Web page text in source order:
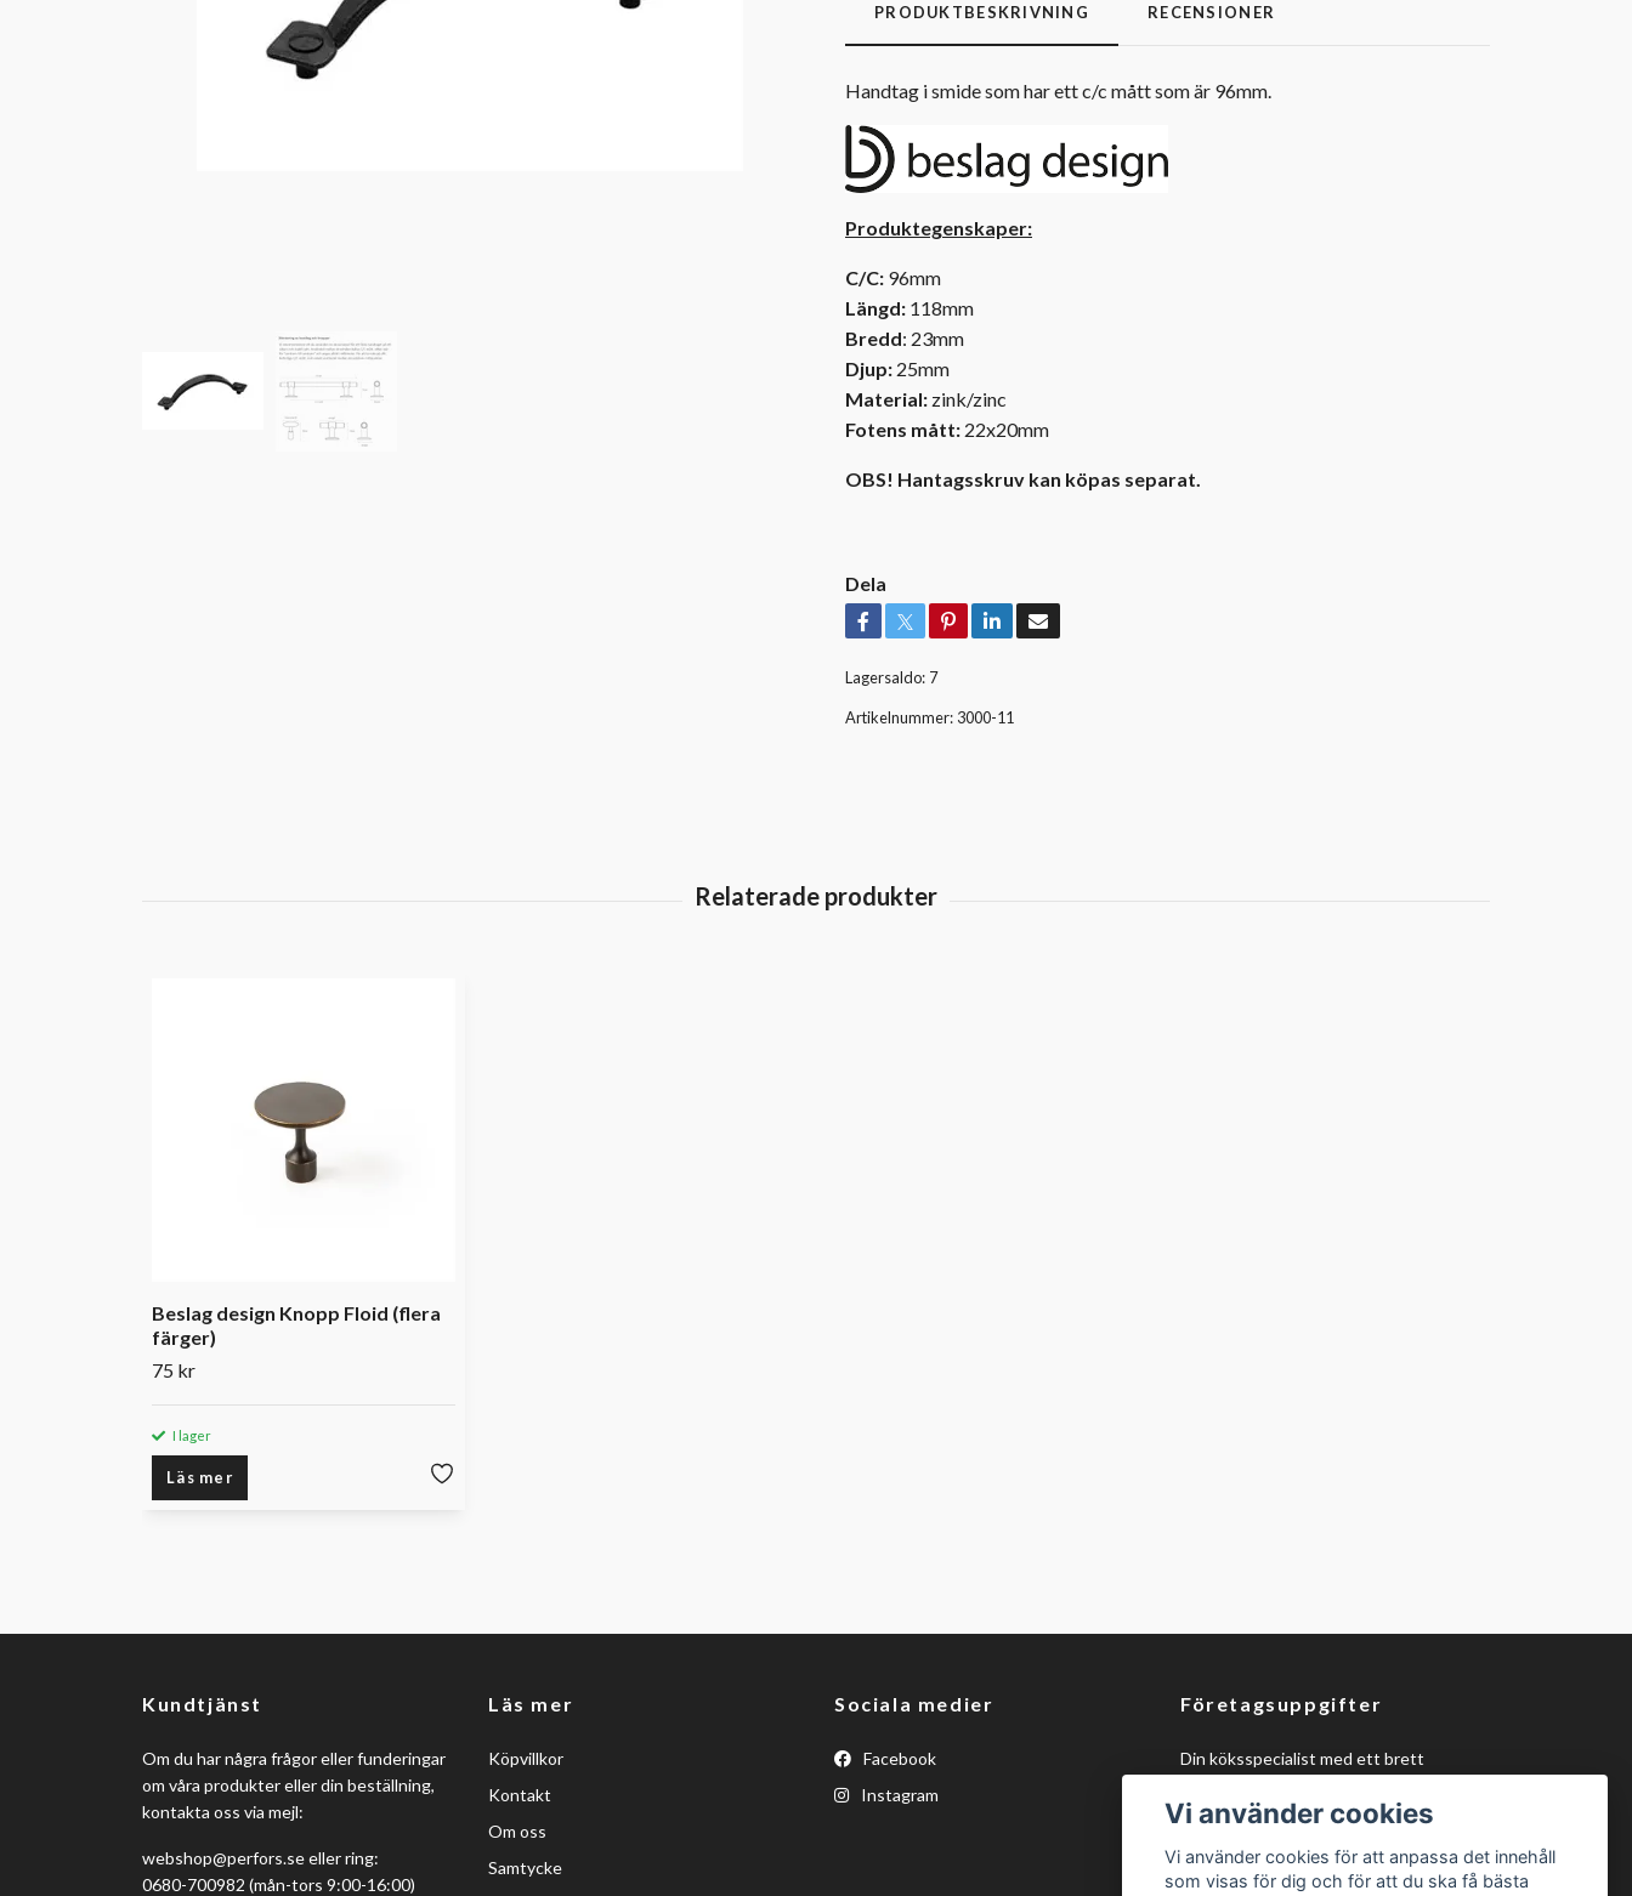
PRODUKTBESKRIVNING RECENSIONER
Handtag i smide som har ett c/c mått som är 96mm.
Produktegenskaper:
C/C: 96mm
Längd: 118mm
Bredd: 23mm
Djup: 25mm
Material: zink/zinc
Fotens mått: 22x20mm
OBS! Hantagsskruv kan köpas separat.
Dela
Lagersaldo: 7
Artikelnummer: 3000-11
Beslag design Knopp Floid (flera
färger)
75 kr
I lager
Läs mer
Kundtjänst
Om du har några frågor eller funderingar
om våra produkter eller din beställning,
kontakta oss via mejl:
webshop@perfors.seeller ring:
0680-700982 (mån-tors 9:00-16:00)
Läs mer
Köpvillkor
Kontakt
Om oss
Samtycke
Sociala medier
Facebook
Instagram
Företagsuppgifter
Din köksspecialist med ett brett
monteringsmaterial, samt unika 150mm
plasmafilter för alla köksprojekt!
Vi använder cookies
Vi använder cookies för att anpassa det innehåll
som visas för dig och för att du ska få bästa